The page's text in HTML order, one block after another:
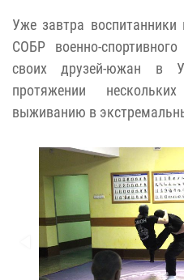
Уже завтра
СОБР военно-
своих друзей-южан в
протяжении
выживанию в